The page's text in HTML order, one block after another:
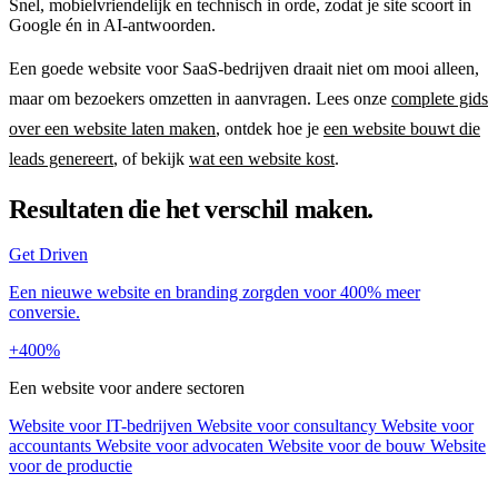
Snel, mobielvriendelijk en technisch in orde, zodat je site scoort in
Google én in AI-antwoorden.
Een goede website voor SaaS-bedrijven draait niet om mooi alleen,
maar om bezoekers omzetten in aanvragen. Lees onze complete gids
over een website laten maken, ontdek hoe je een website bouwt die
leads genereert, of bekijk wat een website kost.
Resultaten die het verschil maken.
Get Driven
Een nieuwe website en branding zorgden voor 400% meer
conversie.
+400%
Een website voor andere sectoren
Website voor IT-bedrijven Website voor consultancy Website voor
accountants Website voor advocaten Website voor de bouw Website
voor de productie